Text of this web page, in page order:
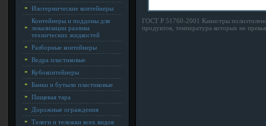
Изотермические контейнеры
Контейнеры и поддоны для
локализации разлива
технических жидкостей
Разборные контейнеры
Ведра пластиковые
Кубоконтейнеры
Банки и бутыли пластиковые
Пищевая тара
Дорожные ограждения
Телеги и тележки всех видов
ГОСТ Р 51760-2001 Канистры
продуктов, температура которых не